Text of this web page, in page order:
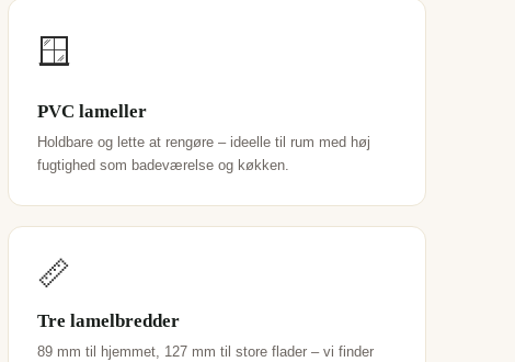
🪟
PVC lameller
Holdbare og lette at rengøre – ideelle til rum med høj
fugtighed som badeværelse og køkken.
📏
Tre lamelbredder
89 mm til hjemmet, 127 mm til store flader – vi finder